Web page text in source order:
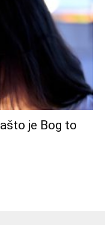
je Bog to